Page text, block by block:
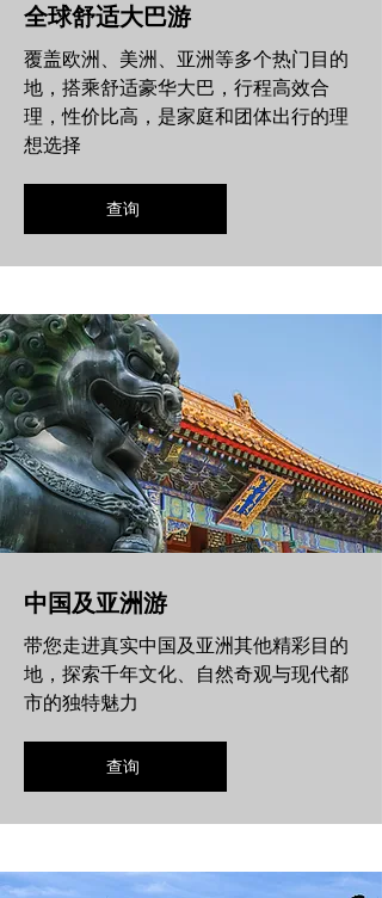
全球舒适大巴游
覆盖欧洲、美洲、亚洲等多个热门目的
地，搭乘舒适豪华大巴，行程高效合
理，性价比高，是家庭和团体出行的理
想选择
查询
中国及亚洲游
带您走进真实中国及亚洲其他精彩目的
地，探索千年文化、自然奇观与现代都
市的独特魅力
查询